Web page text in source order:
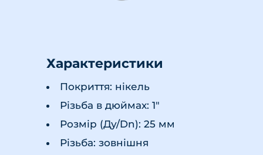
Характеристики
Покриття: нікель
Різьба в дюймах: 1"
Розмір (Ду/Dn): 25 мм
Різьба: зовнішня